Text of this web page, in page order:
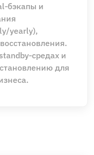
и
yearly),
и
для